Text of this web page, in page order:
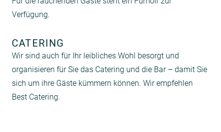
Verfügung.
CATERING
Wir sind auch für Ihr leibliches Wohl besorgt und
organisieren für Sie das Catering und die Bar – damit Sie
sich um ihre Gäste kümmern können. Wir empfehlen
Best Catering.